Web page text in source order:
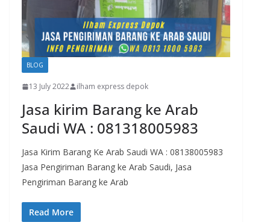
BLOG
13 July 2022 ilham express depok
Jasa kirim Barang ke Arab
Saudi WA : 081318005983
Jasa Kirim Barang Ke Arab Saudi WA : 08138005983
Jasa Pengiriman Barang ke Arab Saudi, Jasa
Pengiriman Barang ke Arab
Read More